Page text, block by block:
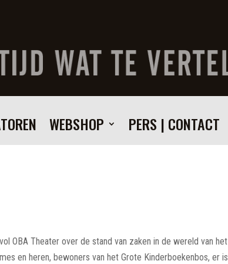
WEBSHOP PERS | CONTACT
OBA Theater over de stand van zaken in de wereld van het
en heren, bewoners van het Grote Kinderboekenbos, er is